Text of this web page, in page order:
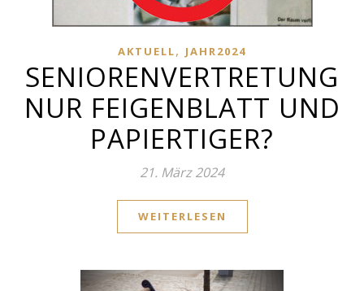
AKTUELL, JAHR2024
SENIORENVERTRETUNG
NUR FEIGENBLATT UND
PAPIERTIGER?
21. März 2024
WEITERLESEN